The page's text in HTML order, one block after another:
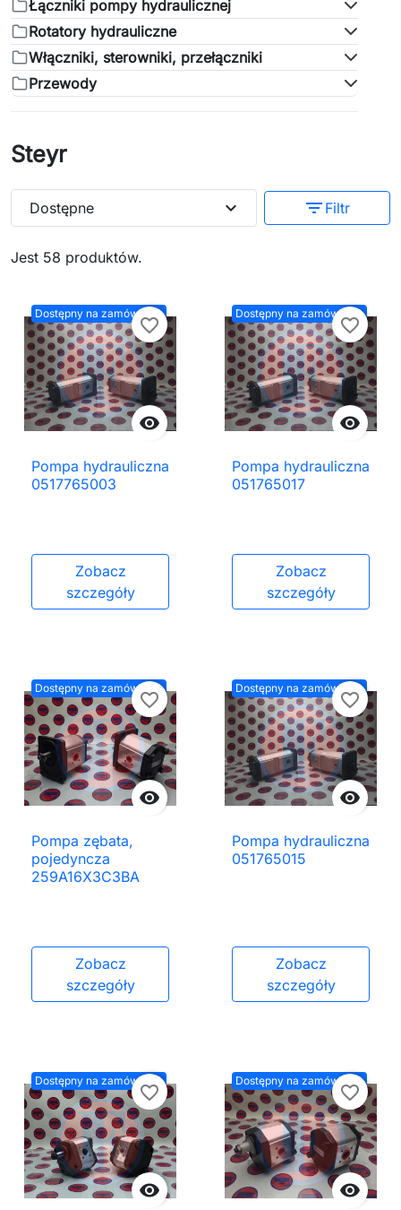
Łączniki pompy hydraulicznej
Rotatory hydrauliczne
Włączniki, sterowniki, przełączniki
Przewody
Steyr
Jest 58 produktów.
Dostępne expand_more filter_list Filtr
Dostępny na zamówienie

favorite_border
Pompa hydrauliczna
0517765003
Zobacz
szczegóły
Dostępny na zamówienie

favorite_border
Pompa hydrauliczna
051765017
Zobacz
szczegóły
Dostępny na zamówienie

favorite_border
Pompa zębata,
pojedyncza
259A16X3C3BA
Zobacz
szczegóły
Dostępny na zamówienie

favorite_border
Pompa hydrauliczna
051765015
Zobacz
szczegóły
Dostępny na zamówienie

favorite_border
Dostępny na zamówienie

favorite_border